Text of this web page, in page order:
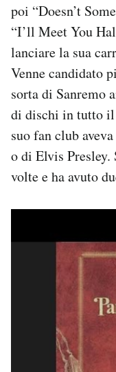
poi “Doesn’t
“I’ll Meet You
lanciare la sua
Venne candidato
sorta di Sanremo
di dischi in tutto
suo fan club
o di Elvis Presley.
volte e ha avuto